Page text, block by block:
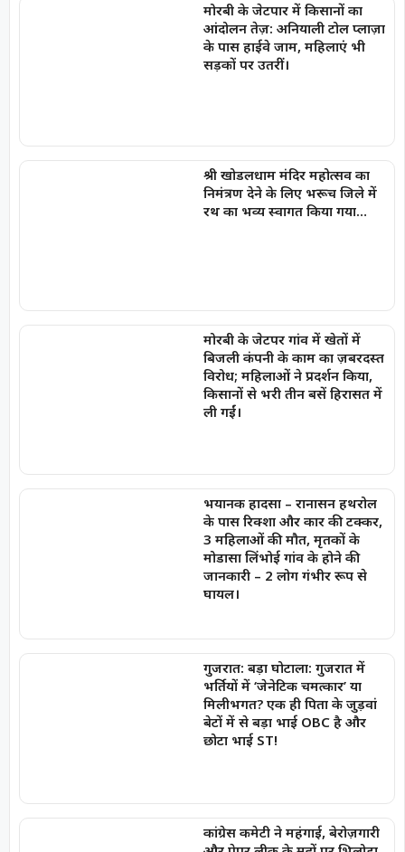
मोरबी के जेटपार में किसानों का
आंदोलन तेज़: अनियाली टोल प्लाज़ा
के पास हाईवे जाम, महिलाएं भी
सड़कों पर उतरीं।
श्री खोडलधाम मंदिर महोत्सव का
निमंत्रण देने के लिए भरूच जिले में
रथ का भव्य स्वागत किया गया…
मोरबी के जेटपर गांव में खेतों में
बिजली कंपनी के काम का ज़बरदस्त
विरोध; महिलाओं ने प्रदर्शन किया,
किसानों से भरी तीन बसें हिरासत में
ली गईं।
भयानक हादसा – रानासन हथरोल
के पास रिक्शा और कार की टक्कर,
3 महिलाओं की मौत, मृतकों के
मोडासा लिंभोई गांव के होने की
जानकारी – 2 लोग गंभीर रूप से
घायल।
गुजरात: बड़ा घोटाला: गुजरात में
भर्तियों में ‘जेनेटिक चमत्कार’ या
मिलीभगत? एक ही पिता के जुड़वां
बेटों में से बड़ा भाई OBC है और
छोटा भाई ST!
कांग्रेस कमेटी ने महंगाई, बेरोज़गारी